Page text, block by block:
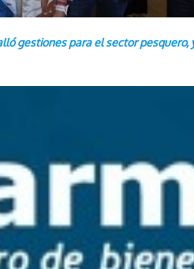
gestiones para el sector